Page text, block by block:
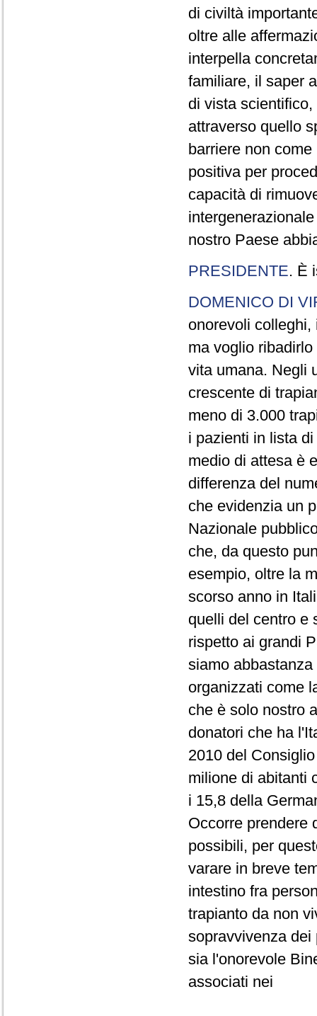
di civiltà
oltre alle
interpella
familiare, il saper
di vista
attraverso quello
barriere non
positiva per
capacità di
nostro Paese
PRESIDENTE. È
DOMENICO DI
onorevoli
ma voglio
vita umana. Negli
crescente di
meno di 3.000
i pazienti in lista
medio di attesa è
differenza del
che evidenzia un
Nazionale
che, da questo
esempio, oltre la
scorso anno in
quelli del centro e
rispetto ai grandi
siamo
organizzati come
che è solo nostro
donatori che ha
2010 del
milione di abitanti
i 15,8 della
Occorre prendere
possibili, per
varare in breve
intestino fra
trapianto da non
sopravvivenza dei
sia l'onorevole
associati nei